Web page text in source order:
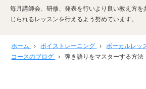
毎月講師会、研修、発表を行いより良い教え方を
じられるレッスンを行えるよう努めています。
ホーム › ボイストレーニング › ボーカルレッ
コースのブログ
› 弾き語りをマスターする方法